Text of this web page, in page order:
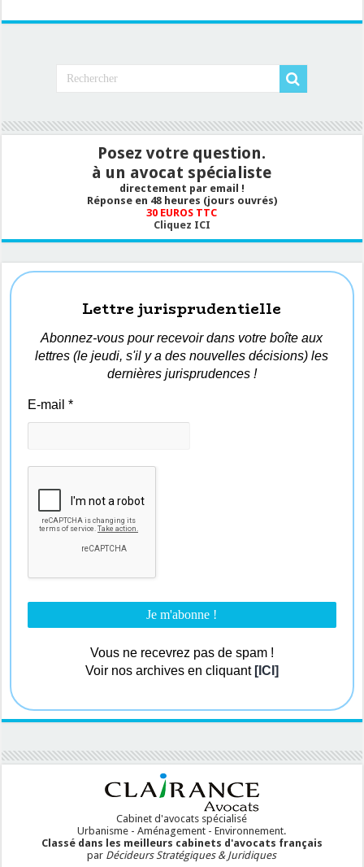
Posez votre question.
à un avocat spécialiste
directement par email !
Réponse en 48 heures (jours ouvrés)
30 EUROS TTC
Cliquez ICI
Lettre jurisprudentielle
Abonnez-vous pour recevoir dans votre boîte aux
lettres (le jeudi, s'il y a des nouvelles décisions) les
dernières jurisprudences !
E-mail*
Vous ne recevrez pas de spam !
Voir nos archives en cliquant [ICI]
Cabinet d'avocats spécialisé
Urbanisme - Aménagement - Environnement.
Classé dans les meilleurs cabinets d'avocats français
par Décideurs Stratégiques & Juridiques